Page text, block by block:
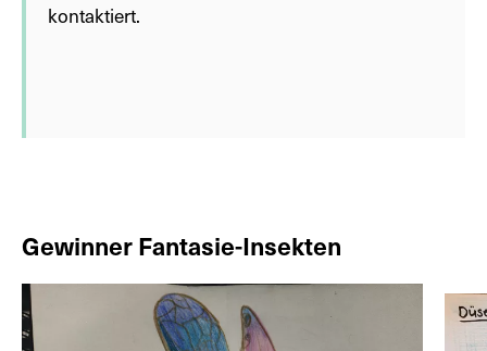
kontaktiert.
Gewinner Fantasie-Insekten